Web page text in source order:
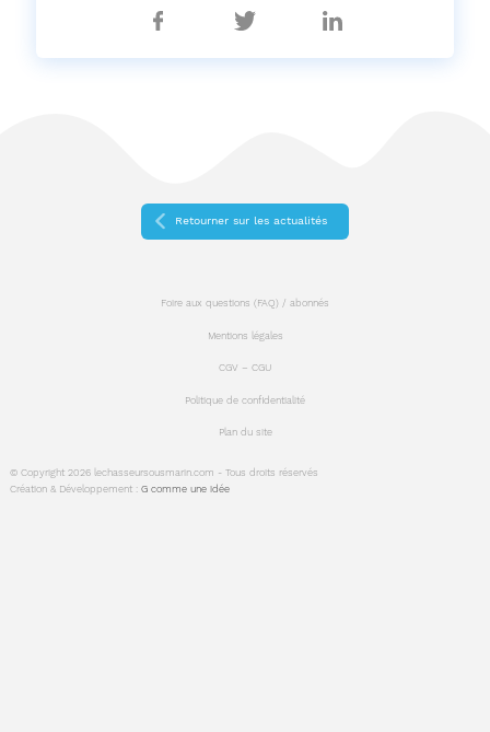
Partager
Partager
Partager
sur
Retourner sur les actualités
© Copyright 2026 lechasseursousmarin.com - Tous droits réservés
Création & Développement :G comme une idée
Foire aux questions (FAQ) / abonnés
Mentions légales
CGV – CGU
Politique de confidentialité
Plan du site